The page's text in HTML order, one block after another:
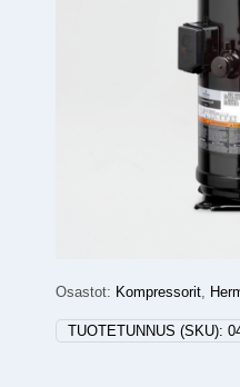
Osastot: Kompressorit,
TUOTETUNNUS (SKU):